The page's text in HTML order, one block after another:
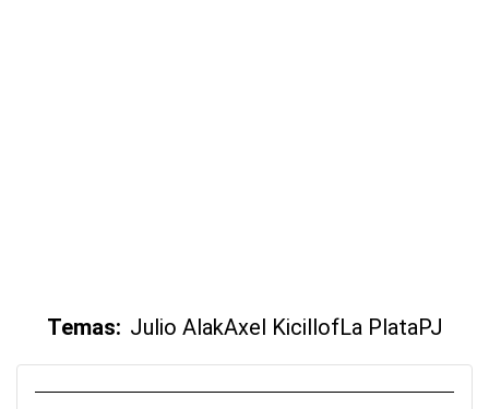
Temas: Julio AlakAxel KicillofLa PlataPJ